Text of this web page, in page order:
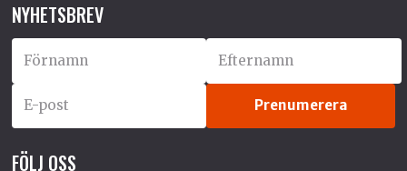
NYHETSBREV
FÖLJ OSS